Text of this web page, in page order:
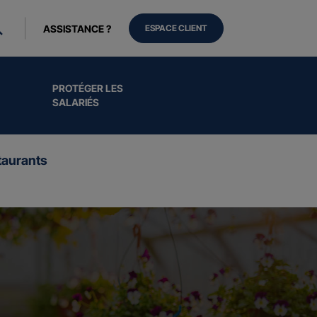
PROTÉGER LES
SALARIÉS
ASSISTANCE ? ESPACE CLIENT